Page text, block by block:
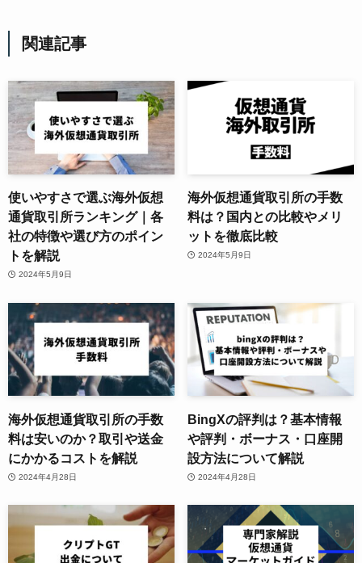
関連記事
使いやすさで選ぶ海外仮想
通貨取引所ランキング｜各
社の特徴や選び方のポイン
トを解説
2024年5月9日
海外仮想通貨取引所の手数
料は？国内との比較やメリ
ットを徹底比較
2024年5月9日
海外仮想通貨取引所の手数
料は安いのか？取引や送金
にかかるコストを解説
2024年4月28日
BingXの評判は？基本情報
や評判・ボーナス・口座開
設方法について解説
2024年4月28日